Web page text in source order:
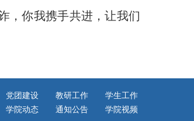
你我携手共进，让我们
党团建设 教研工作
学生工作
学院动态 通知公告 学院视频